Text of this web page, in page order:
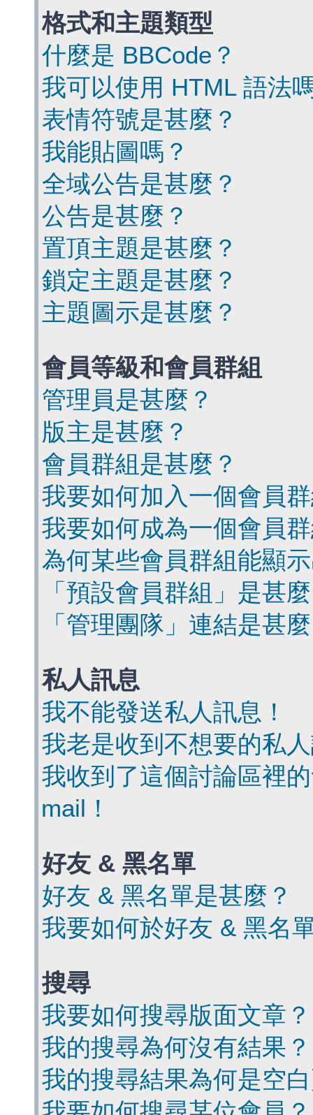
格式和主題類型
什麼是 BBCode？
我可以使用 HTML 語法
表情符號是甚麼？
我能貼圖嗎？
全域公告是甚麼？
公告是甚麼？
置頂主題是甚麼？
鎖定主題是甚麼？
主題圖示是甚麼？
會員等級和會員群組
管理員是甚麼？
版主是甚麼？
會員群組是甚麼？
我要如何加入一個會員
我要如何成為一個會員
為何某些會員群組能顯
「預設會員群組」是甚
「管理團隊」連結是甚
私人訊息
我不能發送私人訊息！
我老是收到不想要的私
我收到了這個討論區裡
mail！
好友 & 黑名單
好友 & 黑名單是甚麼？
我要如何於好友 & 黑名
搜尋
我要如何搜尋版面文章？
我的搜尋為何沒有結果？
我的搜尋結果為何是空